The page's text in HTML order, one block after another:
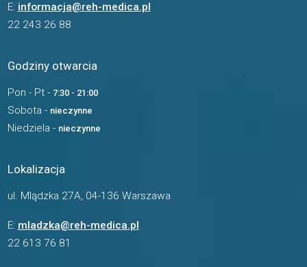
E: informacja@reh-medica.pl
22 243 26 88
Godziny otwarcia
Pon - Pt - 7:30 - 21:00
Sobota - nieczynne
Niedziela - nieczynne
Lokalizacja
ul. Mlądzka 27A, 04-136 Warszawa
E: mladzka@reh-medica.pl
22 613 76 81